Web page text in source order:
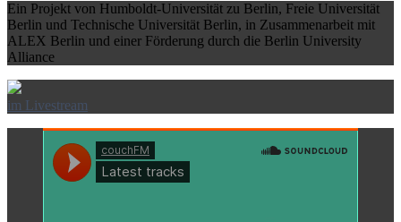
Ein Projekt von Humboldt-Universität zu Berlin, Freie Universität
Berlin und Technische Universität Berlin, in Zusammenarbeit mit
ALEX Berlin und einer Förderung durch die Berlin University
Alliance
im Livestream